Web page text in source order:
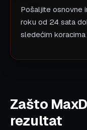
Pošaljite osnovne
roku od 24 sata
sledećim
Zašto
rezultat